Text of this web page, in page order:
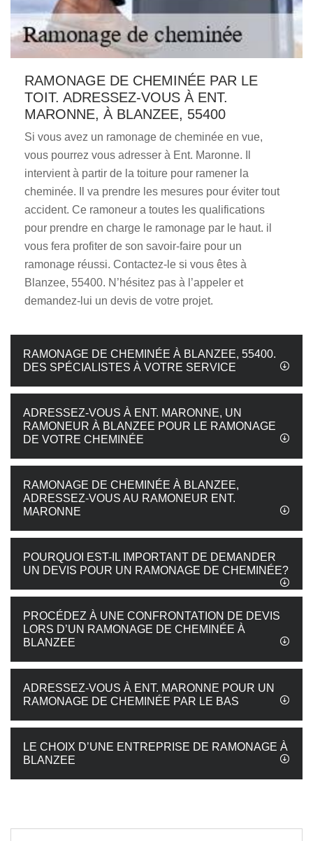
RAMONAGE DE CHEMINÉE PAR LE
TOIT. ADRESSEZ-VOUS À ENT.
MARONNE, À BLANZEE, 55400
Si vous avez un ramonage de cheminée en vue,
vous pourrez vous adresser à Ent. Maronne. Il
intervient à partir de la toiture pour ramener la
cheminée. Il va prendre les mesures pour éviter tout
accident. Ce ramoneur a toutes les qualifications
pour prendre en charge le ramonage par le haut. il
vous fera profiter de son savoir-faire pour un
ramonage réussi. Contactez-le si vous êtes à
Blanzee, 55400. N’hésitez pas à l’appeler et
demandez-lui un devis de votre projet.
RAMONAGE DE CHEMINÉE À BLANZEE, 55400.
DES SPÉCIALISTES À VOTRE SERVICE
ADRESSEZ-VOUS À ENT. MARONNE, UN
RAMONEUR À BLANZEE POUR LE RAMONAGE
DE VOTRE CHEMINÉE
RAMONAGE DE CHEMINÉE À BLANZEE,
ADRESSEZ-VOUS AU RAMONEUR ENT.
MARONNE
POURQUOI EST-IL IMPORTANT DE DEMANDER
UN DEVIS POUR UN RAMONAGE DE CHEMINÉE?
PROCÉDEZ À UNE CONFRONTATION DE DEVIS
LORS D’UN RAMONAGE DE CHEMINÉE À
BLANZEE
ADRESSEZ-VOUS À ENT. MARONNE POUR UN
RAMONAGE DE CHEMINÉE PAR LE BAS
LE CHOIX D’UNE ENTREPRISE DE RAMONAGE À
BLANZEE